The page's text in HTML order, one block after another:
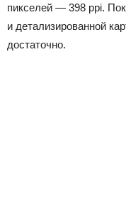
пикселей — 398 ppi.
и детализированной
достаточно.